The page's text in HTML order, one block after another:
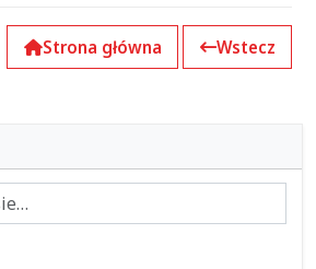
Strona główna Wstecz